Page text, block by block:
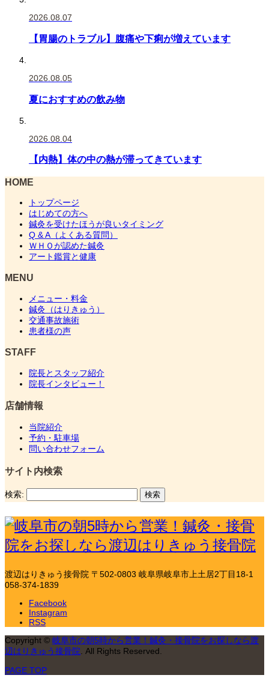
2026.08.07
【胃腸のトラブル】腹痛や下痢が増えています
2026.08.05
夏におすすめの飲み物
2026.08.04
【内熱】体の中の熱が滞ってきています
HOME
トップページ
はじめての方へ
鍼灸を受けたほうが良いタイミング
Q & A（よくある質問）
ＷＨＯが認めた鍼灸
アート鑑賞と健康
MENU
メニュー・料金
鍼灸（はりきゅう）
交通事故施術
患者様の声
STAFF
院長とスタッフ紹介
院長インタビュー！
店舗情報
当院紹介
予約・駐車場
問い合わせフォーム
サイト内検索
検索:
渡辺はりきゅう接骨院 〒502-0803 岐阜県岐阜市上土居2丁目18-1
058-374-1839
Facebook
Instagram
RSS
Copyright © 岐阜市の朝5時から営業！鍼灸・接骨院をお探しなら渡
辺はりきゅう接骨院 . All Rights Reserved.
PAGE TOP